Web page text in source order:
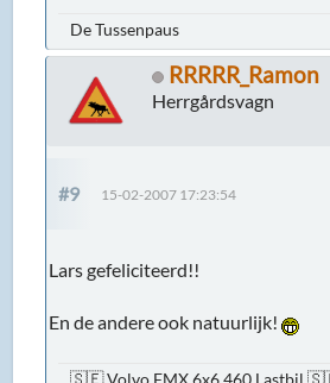
De Tussenpaus
RRRRR_Ramon
Herrgårdsvagn
#9 15-02-2007 17:23:54
Lars gefeliciteerd!!
En de andere ook natuurlijk!
🇸🇪 Volvo FMX 6x6 460 Lastbil